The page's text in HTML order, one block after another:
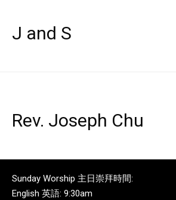
J and S
Rev. Joseph Chu
Sunday Worship 主日崇拜時間:
English 英語: 9:30am